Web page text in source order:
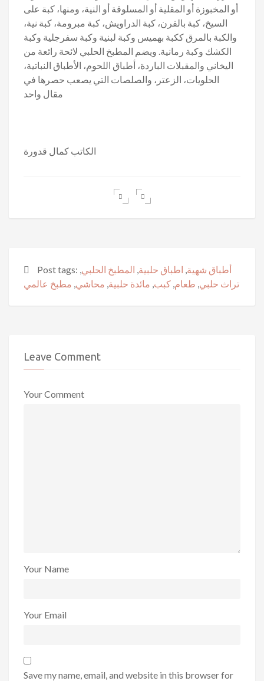
أو المخبوزة أو المقلية أو المسلوقة أو النية، ومنها، كبة على
السيخ، كبة بالفرن، كبة الدراويش، كبة مبرومة، كبة نية،
والكبة بالمرق ككبة بهميس وكبة لبنية وكبة سفرجلية وكبة
الكشك وكبة رمانية. ويضم المطبخ الحلبي لائحة رائعة من
اليخاني والمقبلات الباردة، أطباق اللحوم، الأطباق النباتية،
الحلويات، الزعتر، والصلصات التي يصعب حصرها في
مقال واحد
الكاتب كمال قدورة
Post tags: أطباق شهية, اطباق حلبية, المطبخ الحلبي,
تراث حلبي, طعام, كبب, مائدة حلبية, محاشي, مطبخ عالمي
Leave Comment
Your Comment
Your Name
Your Email
Save my name, email, and website in this browser for